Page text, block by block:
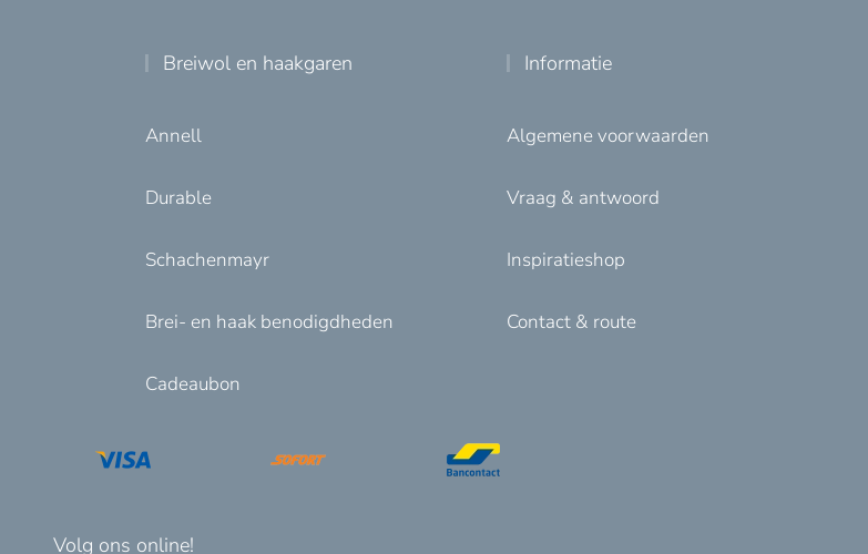
Breiwol en haakgaren
Annell
Durable
Schachenmayr
Brei- en haak benodigdheden
Cadeaubon
Informatie
Algemene voorwaarden
Vraag & antwoord
Inspiratieshop
Contact & route
Volg ons online!